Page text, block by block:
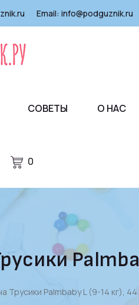
Email: info@podguznik.ru
0
СОВЕТЫ О НАС
Трусики Palmbaby L (9-14 кг),